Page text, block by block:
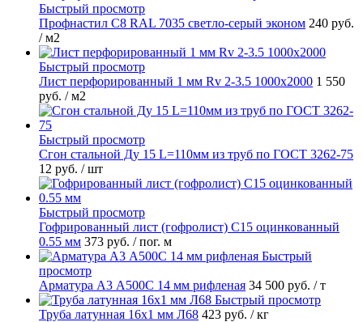
Быстрый просмотр
Профнастил С8 RAL 7035 светло-серый эконом 240 руб.
/ м2
Быстрый просмотр
Лист перфорированный 1 мм Rv 2-3.5 1000х2000 1 550
руб. / м2
Быстрый просмотр
Сгон стальной Ду 15 L=110мм из труб по ГОСТ 3262-75
12 руб. / шт
Быстрый просмотр
Гофрированный лист (гофролист) С15 оцинкованный
0.55 мм 373 руб. / пог. м
Быстрый
просмотр
Арматура А3 А500С 14 мм рифленая 34 500 руб. / т
Быстрый просмотр
Труба латунная 16х1 мм Л68 423 руб. / кг